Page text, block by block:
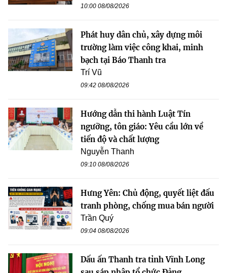
10:00 08/08/2026
Phát huy dân chủ, xây dựng môi
trường làm việc công khai, minh
bạch tại Báo Thanh tra
Trí Vũ
09:42 08/08/2026
Hướng dẫn thi hành Luật Tín
ngưỡng, tôn giáo: Yêu cầu lớn về
tiến độ và chất lượng
Nguyễn Thanh
09:10 08/08/2026
Hưng Yên: Chủ động, quyết liệt đấu
tranh phòng, chống mua bán người
Trần Quý
09:04 08/08/2026
Dấu ấn Thanh tra tỉnh Vĩnh Long